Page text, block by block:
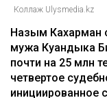
Главная Новости
25
Кахарман
Зарина